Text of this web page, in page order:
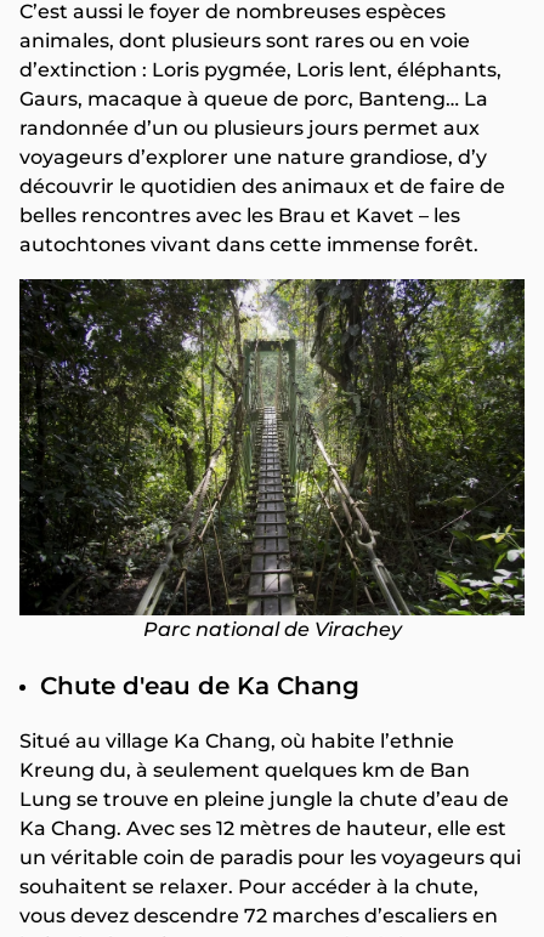
C’est aussi le foyer de nombreuses espèces
animales, dont plusieurs sont rares ou en voie
d’extinction : Loris pygmée, Loris lent, éléphants,
Gaurs, macaque à queue de porc, Banteng… La
randonnée d’un ou plusieurs jours permet aux
voyageurs d’explorer une nature grandiose, d’y
découvrir le quotidien des animaux et de faire de
belles rencontres avec les Brau et Kavet – les
autochtones vivant dans cette immense forêt.
Parc national de Virachey
Chute d'eau de Ka Chang
Situé au village Ka Chang, où habite l’ethnie
Kreung du, à seulement quelques km de Ban
Lung se trouve en pleine jungle la chute d’eau de
Ka Chang. Avec ses 12 mètres de hauteur, elle est
un véritable coin de paradis pour les voyageurs qui
souhaitent se relaxer. Pour accéder à la chute,
vous devez descendre 72 marches d’escaliers en